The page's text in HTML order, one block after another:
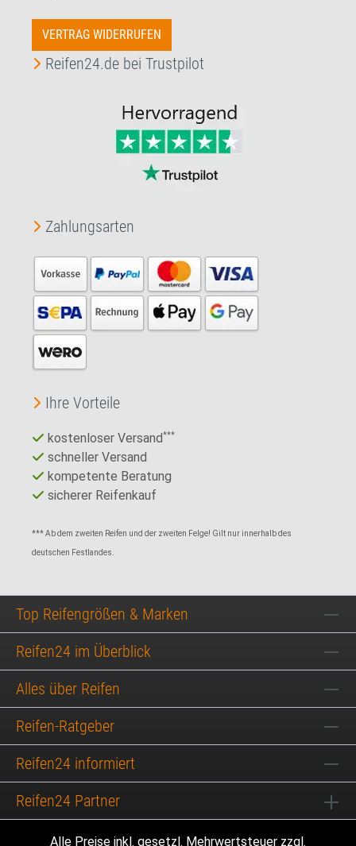
VERTRAG WIDERRUFEN
Reifen24.de bei Trustpilot
Zahlungsarten
Ihre Vorteile
kostenloser Versand***
schneller Versand
kompetente Beratung
sicherer Reifenkauf
*** Ab dem zweiten Reifen und der zweiten Felge! Gilt nur innerhalb des
deutschen Festlandes.
Top Reifengrößen & Marken
Reifen24 im Überblick
Alles über Reifen
Reifen-Ratgeber
Reifen24 informiert
Reifen24 Partner
Alle Preise inkl. gesetzl. Mehrwertsteuer zzgl.